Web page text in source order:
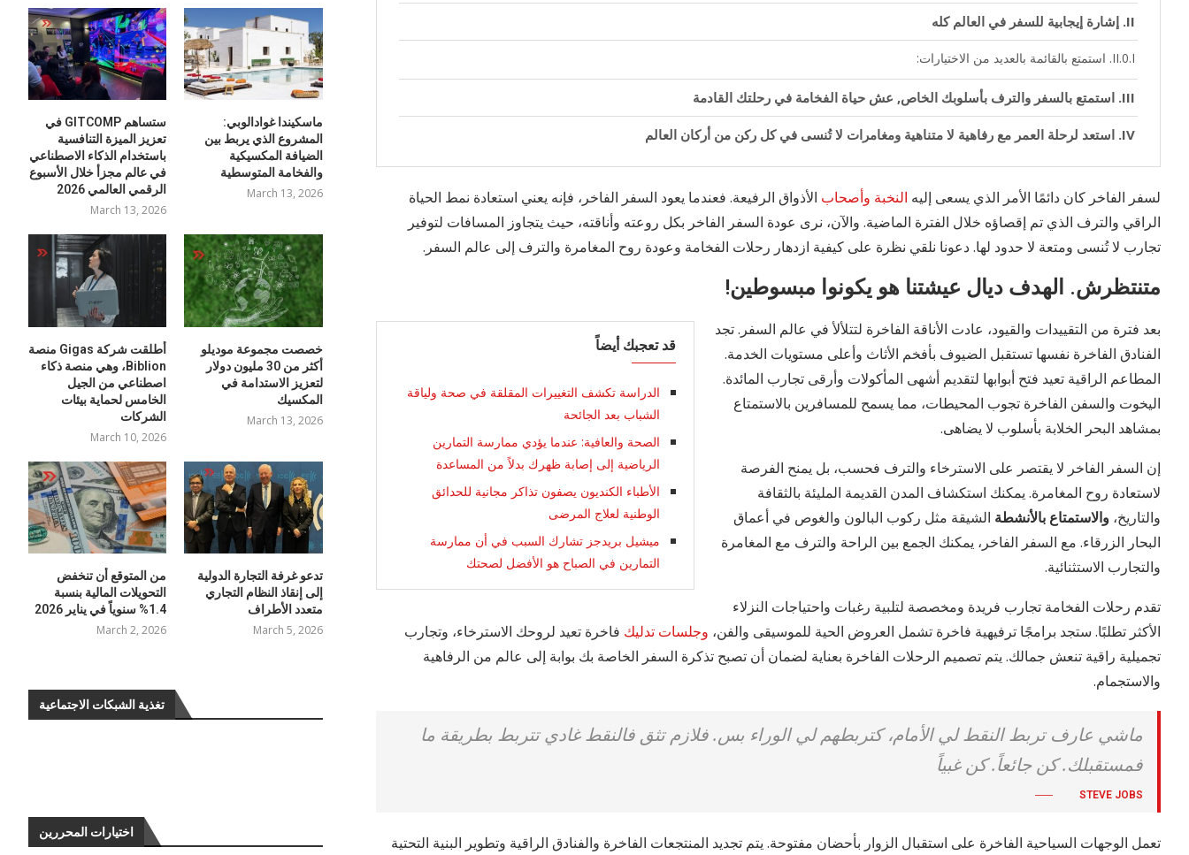
إشارة إيجابية للسفر في العالم كله
استمتع بالقائمة بالعديد من الاختيارات:
استمتع بالسفر والترف بأسلوبك الخاص, عش حياة الفخامة في رحلتك القادمة
استعد لرحلة العمر مع رفاهية لا متناهية ومغامرات لا تُنسى في كل ركن من أركان العالم
لسفر الفاخر كان دائمًا الأمر الذي يسعى إليه النخبة وأصحاب الأذواق الرفيعة. فعندما يعود السفر الفاخر، فإنه يعني استعادة نمط الحياة
الراقي والترف الذي تم إقصاؤه خلال الفترة الماضية. والآن، نرى عودة السفر الفاخر بكل روعته وأناقته، حيث يتجاوز المسافات لتوفير
تجارب لا تُنسى ومتعة لا حدود لها. دعونا نلقي نظرة على كيفية ازدهار رحلات الفخامة وعودة روح المغامرة والترف إلى عالم السفر.
متنتظرش. الهدف ديال عيشتنا هو يكونوا مبسوطين!
قد تعجبك أيضاً
الدراسة تكشف التغييرات المقلقة في صحة ولياقة
الشباب بعد الجائحة
الصحة والعافية: عندما يؤدي ممارسة التمارين
الرياضية إلى إصابة ظهرك بدلاً من المساعدة
الأطباء الكنديون يصفون تذاكر مجانية للحدائق
الوطنية لعلاج المرضى
ميشيل بريدجز تشارك السبب في أن ممارسة
التمارين في الصباح هو الأفضل لصحتك
بعد فترة من التقييدات والقيود، عادت الأناقة الفاخرة لتتلألأ في عالم السفر. تجد
الفنادق الفاخرة نفسها تستقبل الضيوف بأفخم الأثاث وأعلى مستويات الخدمة.
المطاعم الراقية تعيد فتح أبوابها لتقديم أشهى المأكولات وأرقى تجارب المائدة.
اليخوت والسفن الفاخرة تجوب المحيطات، مما يسمح للمسافرين بالاستمتاع
بمشاهد البحر الخلابة بأسلوب لا يضاهى.
إن السفر الفاخر لا يقتصر على الاسترخاء والترف فحسب، بل يمنح الفرصة
لاستعادة روح المغامرة. يمكنك استكشاف المدن القديمة المليئة بالثقافة
والتاريخ، والاستمتاع بالأنشطة الشيقة مثل ركوب البالون والغوص في أعماق
البحار الزرقاء. مع السفر الفاخر، يمكنك الجمع بين الراحة والترف مع المغامرة
والتجارب الاستثنائية.
تقدم رحلات الفخامة تجارب فريدة ومخصصة لتلبية رغبات واحتياجات النزلاء
الأكثر تطلبًا. ستجد برامجًا ترفيهية فاخرة تشمل العروض الحية للموسيقى والفن، وجلسات تدليك فاخرة تعيد لروحك الاسترخاء، وتجارب
تجميلية راقية تنعش جمالك. يتم تصميم الرحلات الفاخرة بعناية لضمان أن تصبح تذكرة السفر الخاصة بك بوابة إلى عالم من الرفاهية
والاستجمام.
ماشي عارف تربط النقط لي الأمام، كتربطهم لي الوراء بس. فلازم تثق فالنقط غادي تتربط بطريقة ما
فمستقبلك. كن جائعاً. كن غبياً
STEVE JOBS
تعمل الوجهات السياحية الفاخرة على استقبال الزوار بأحضان مفتوحة. يتم تجديد المنتجعات الفاخرة والفنادق الراقية وتطوير البنية التحتية
ماسكيندا غوادالوبي:
المشروع الذي يربط بين
الضيافة المكسيكية
والفخامة المتوسطية
March 13, 2026
ستساهم GITCOMP في
تعزيز الميزة التنافسية
باستخدام الذكاء الاصطناعي
في عالم مجزأ خلال الأسبوع
الرقمي العالمي 2026
March 13, 2026
خصصت مجموعة موديلو
أكثر من 30 مليون دولار
لتعزيز الاستدامة في
المكسيك
March 13, 2026
أطلقت شركة Gigas منصة
Biblion، وهي منصة ذكاء
اصطناعي من الجيل
الخامس لحماية بيئات
الشركات
March 10, 2026
تدعو غرفة التجارة الدولية
إلى إنقاذ النظام التجاري
متعدد الأطراف
March 5, 2026
من المتوقع أن تنخفض
التحويلات المالية بنسبة
1.4% سنوياً في يناير 2026
March 2, 2026
تغذية الشبكات الاجتماعية
اختيارات المحررين